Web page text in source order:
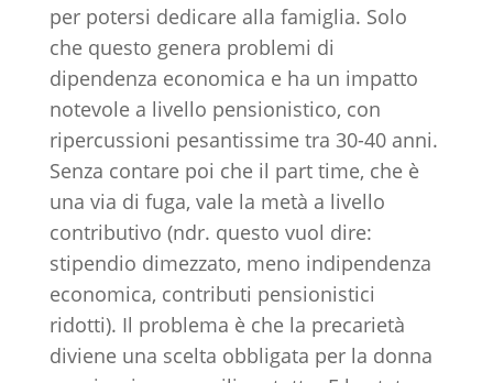
per potersi dedicare alla famiglia. Solo
che questo genera problemi di
dipendenza economica e ha un impatto
notevole a livello pensionistico, con
ripercussioni pesantissime tra 30-40 anni.
Senza contare poi che il part time, che è
una via di fuga, vale la metà a livello
contributivo (ndr. questo vuol dire:
stipendio dimezzato, meno indipendenza
economica, contributi pensionistici
ridotti). Il problema è che la precarietà
diviene una scelta obbligata per la donna